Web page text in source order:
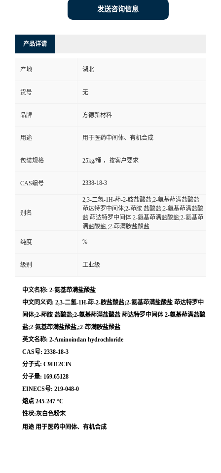
发送咨询信息
产品详请
产地 湖北
货号 无
品牌 方德新材料
用途 用于医药中间体、有机合成
包装规格 25kg/桶 ，按客户要求
CAS编号 2338-18-3
别名
2,3-二氢-1H-茚-2-胺盐酸盐;2-氨基茚满盐酸盐
茚达特罗中间体;2-茚胺 盐酸盐;2-氨基茚满盐酸
盐 茚达特罗中间体 2-氨基茚满盐酸盐;2-氨基茚
满盐酸盐,;2-茚满胺盐酸盐
纯度 %
级别 工业级
中文名称: 2-氨基茚满盐酸盐
中文同义词: 2,3-二氢-1H-茚-2-胺盐酸盐;2-氨基茚满盐酸盐 茚达特罗中
间体;2-茚胺 盐酸盐;2-氨基茚满盐酸盐 茚达特罗中间体 2-氨基茚满盐酸
盐;2-氨基茚满盐酸盐,;2-茚满胺盐酸盐
英文名称: 2-Aminoindan hydrochloride
CAS号: 2338-18-3
分子式: C9H12ClN
分子量: 169.65128
EINECS号: 219-048-0
熔点 245-247 °C
性状:灰白色粉末
用途 用于医药中间体、有机合成